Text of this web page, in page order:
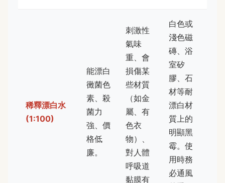
稀釋漂白水
(1:100)
能漂白
黴菌色
素、殺
菌力
強、價
格低
廉。
刺激性
氣味
重、會
損傷某
些材質
（如金
屬、有
色衣
物）、
對人體
呼吸道
黏膜有
白色或
淺色磁
磚、浴
室矽
膠、石
材等耐
漂白材
質上的
明顯黑
霉。使
用時務
必通風